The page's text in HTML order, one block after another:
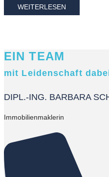
WEITERLESEN
EIN TEAM
mit Leidenschaft
DIPL.-ING. BARBARA
Immobilienmaklerin